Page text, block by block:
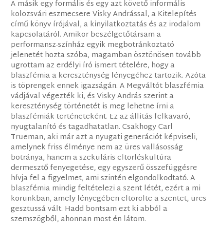
A másik egy formális és egy azt követő informális
kolozsvári eszmecsere Visky Andrással, a Kitelepítés
című könyv írójával, a kinyilatkoztatás és az irodalom
kapcsolatáról. Amikor beszélgetőtársam a
performansz-színház egyik megbotránkoztató
jelenetét hozta szóba, magamban ösztönösen tovább
ugrottam az erdélyi író ismert tételére, hogy a
blaszfémia a kereszténység lényegéhez tartozik. Azóta
is töprengek ennek igazságán. A Megváltót blaszfémia
vádjával végezték ki, és Visky András szerint a
kereszténység történetét is meg lehetne írni a
blaszfémiák történeteként. Ez az állítás felkavaró,
nyugtalanító és tagadhatatlan. Csakhogy Carl
Trueman, aki már azt a nyugati generációt képviseli,
amelynek friss élménye nem az üres vallásosság
botránya, hanem a szekuláris eltörléskultúra
dermesztő fenyegetése, egy egyszerű összefüggésre
hívja fel a figyelmet, ami szintén elgondolkodtató. A
blaszfémia mindig feltételezi a szent létét, ezért a mi
korunkban, amely lényegében eltörölte a szentet, üres
gesztussá vált. Hadd bontsam ezt ki abból a
szemszögből, ahonnan most én látom.